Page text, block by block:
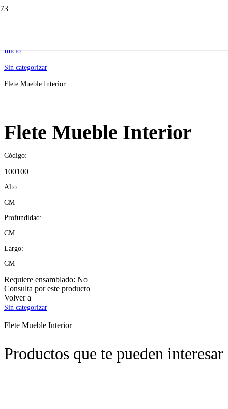
Inicio
Sin categorizar
Flete Mueble Interior
Flete Mueble Interior
Código:
100100
Alto:
CM
Profundidad:
CM
Largo:
CM
Requiere ensamblado: No
Consulta por este producto
Volver a
Sin categorizar
|
Flete Mueble Interior
Productos que te pueden interesar